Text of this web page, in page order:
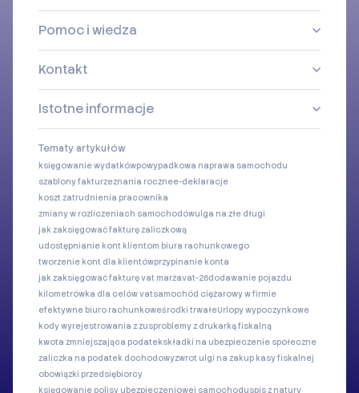
Pomoc i wiedza
Kontakt
Istotne informacje
Tematy artykułów
księgowanie wydatkówpowypadkowa naprawa samochodu
szablony fakturzeznania rocznee-deklaracje
koszt zatrudnienia pracownika
zmiany w rozliczeniach samochodówulga na złe długi
jak zaksięgować fakturę zaliczkową
udostępnianie kont klientom biura rachunkowego
tworzenie kont dla klientówprzypinanie konta
jak zaksięgować fakturę vat marżavat-26dodawanie pojazdu
kilometrówka dla celów vatsamochód ciężarowy w firmie
efektywne biuro rachunkoweśrodki trwałeUrlopy wypoczynkowe
kody wyrejestrowania z zusproblemy z drukarką fiskalną
kwota zmniejszająca podatekskładki na ubezpieczenie społeczne
zaliczka na podatek dochodowyzwrot ulgi na zakup kasy fiskalnej
obowiązki przedsiębiorcy
księgowanie polisy ubezpieczeniowej samochoduspis z natury